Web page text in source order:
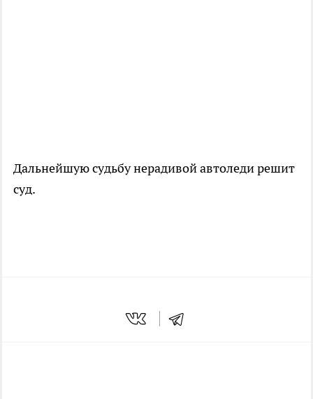
Дальнейшую судьбу нерадивой автоледи решит
суд.